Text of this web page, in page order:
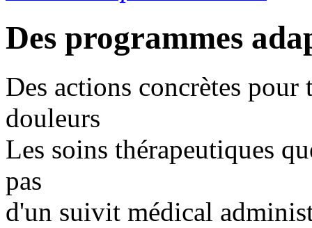
Des programmes
Des actions concrètes pour
douleurs
Les soins thérapeutiques
pas
d'un suivit médical